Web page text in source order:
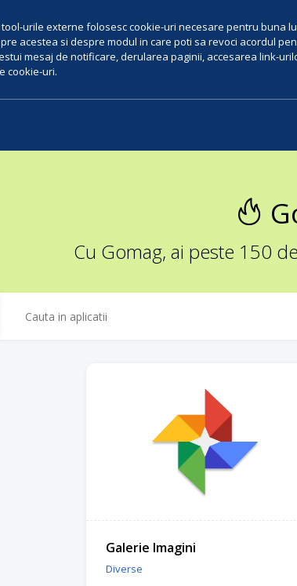
urile externe folosesc cookie-uri necesare pentru buna
acestea si despre modul in care poti sa revoci acordul
mesaj de notificare, derularea paginii, accesarea link-
cookie-uri.
Cu Gomag, ai peste 150
Galerie Imagini
Diverse